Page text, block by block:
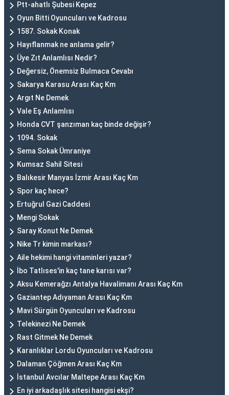
Ptt-ahatlı Şubesi Kepez
Oyun Bitti Oyuncuları ve Kadrosu
1587. Sokak Konak
Hayıflanmak ne anlama gelir?
Üye Zıt Anlamlısı Nedir?
Değersiz, Önemsiz Bulmaca Cevabı
Sakarya Karasu Arası Kaç Km
Argıt Ne Demek
Vale Eş Anlamlısı
Honda CVT şanzıman kaç binde değişir?
1094. Sokak
Sema Sokak Ümraniye
Kumsaz Sahil Sitesi
Balıkesir Manyas İzmir Arası Kaç Km
Spor kaç hece?
Ertuğrul Gazi Caddesi
Mengi Sokak
Saray Konut Ne Demek
Nike Tr kimin markası?
Aile hekimi hangi vitaminleri yazar?
İbo Tatlıses'in kaç tane karısı var?
Aksu Kemerağzı Antalya Havalimanı Arası Kaç Km
Gaziantep Adıyaman Arası Kaç Km
Mavi Sürgün Oyuncuları ve Kadrosu
Telekinezi Ne Demek
Rast Gitmek Ne Demek
Karanlıklar Lordu Oyuncuları ve Kadrosu
Dalaman Çöğmen Arası Kaç Km
İstanbul Avcılar Maltepe Arası Kaç Km
En iyi arkadaşlık sitesi hangisi ekşi?